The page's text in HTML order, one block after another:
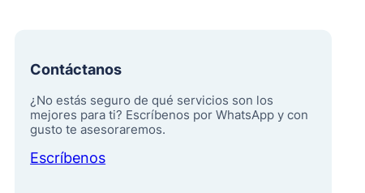
Contáctanos
¿No estás seguro de qué servicios son los
mejores para ti? Escríbenos por WhatsApp y con
gusto te asesoraremos.
Escríbenos